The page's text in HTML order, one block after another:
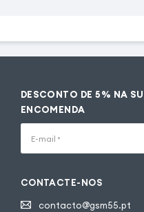
DESCONTO DE 5% NA
ENCOMENDA
E-mail *
CONTACTE-NOS
contacto@gsm55.pt